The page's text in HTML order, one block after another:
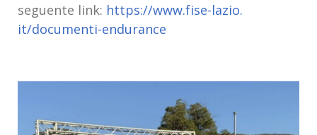
seguente link: https://www.fise-lazio.
it/documenti-endurance